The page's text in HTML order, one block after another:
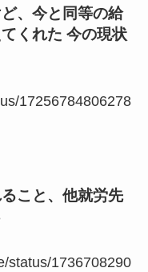
、今と同等の給
くれた 今の現状
17256784806278
こと、他就労先
status/1736708290